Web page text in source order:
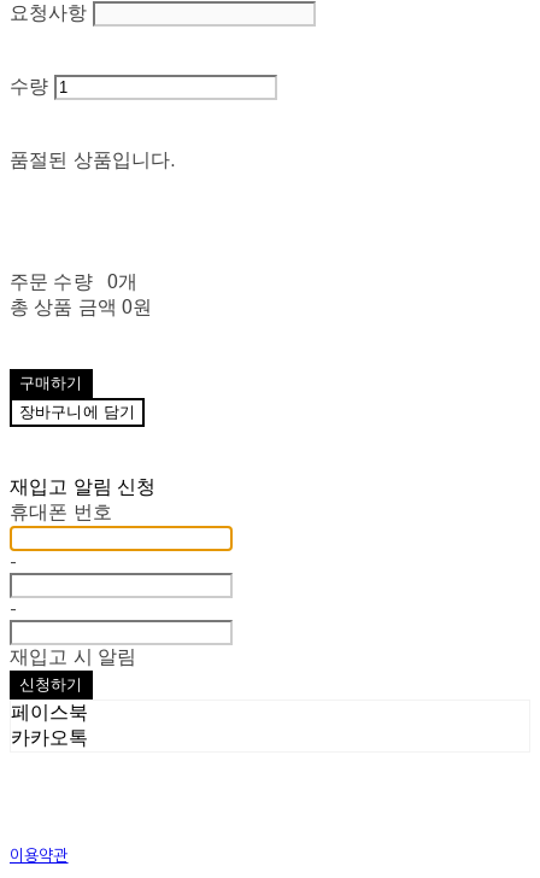
요청사항
수량
품절된 상품입니다.
주문 수량
0개
총 상품 금액 0원
구매하기
장바구니에 담기
재입고 알림 신청
휴대폰 번호
-
-
재입고 시 알림
신청하기
페이스북
카카오톡
이용약관